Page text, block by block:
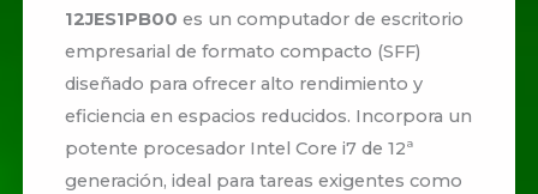
12JES1PB00 es un computador de escritorio
empresarial de formato compacto (SFF)
diseñado para ofrecer alto rendimiento y
eficiencia en espacios reducidos. Incorpora un
potente procesador Intel Core i7 de 12ª
generación, ideal para tareas exigentes como